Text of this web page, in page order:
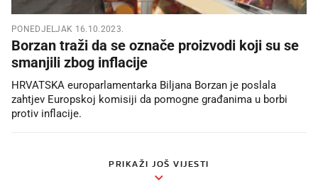
PONEDJELJAK 16.10.2023.
Borzan traži da se označe proizvodi koji su se
smanjili zbog inflacije
HRVATSKA europarlamentarka Biljana Borzan je poslala
zahtjev Europskoj komisiji da pomogne građanima u borbi
protiv inflacije.
PRIKAŽI JOŠ VIJESTI